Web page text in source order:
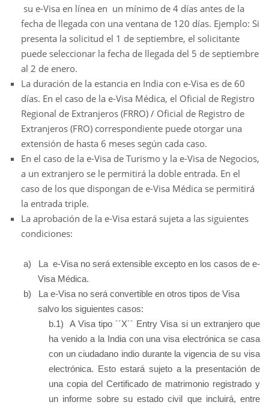
su e-Visa en línea en un mínimo de 4 días antes de la
fecha de llegada con una ventana de 120 días. Ejemplo: Si
presenta la solicitud el 1 de septiembre, el solicitante
puede seleccionar la fecha de llegada del 5 de septiembre
al 2 de enero.
La duración de la estancia en India con e-Visa es de 60
días. En el caso de la e-Visa Médica, el Oficial de Registro
Regional de Extranjeros (FRRO) / Oficial de Registro de
Extranjeros (FRO) correspondiente puede otorgar una
extensión de hasta 6 meses según cada caso.
En el caso de la e-Visa de Turismo y la e-Visa de Negocios,
a un extranjero se le permitirá la doble entrada. En el
caso de los que dispongan de e-Visa Médica se permitirá
la entrada triple.
La aprobación de la e-Visa estará sujeta a las siguientes
condiciones:
a)
La e-Visa no será extensible excepto en los casos de e-
Visa Médica.
b)
La e-Visa no será convertible en otros tipos de Visa
salvo los siguientes casos:
b.1) A Visa tipo ´´X´´ Entry Visa si un extranjero que
ha venido a la India con una visa electrónica se casa
con un ciudadano indio durante la vigencia de su visa
electrónica. Esto estará sujeto a la presentación de
una copia del Certificado de matrimonio registrado y
un informe sobre su estado civil que incluirá, entre